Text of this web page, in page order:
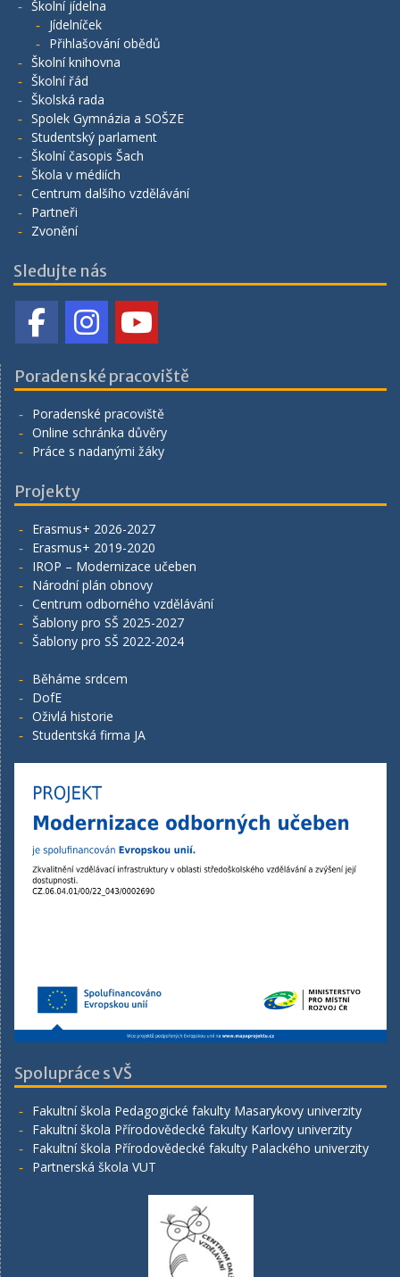
Školní jídelna
Jídelníček
Přihlašování obědů
Školní knihovna
Školní řád
Školská rada
Spolek Gymnázia a SOŠZE
Studentský parlament
Školní časopis Šach
Škola v médiích
Centrum dalšího vzdělávání
Partneři
Zvonění
Sledujte nás
Poradenské pracoviště
Poradenské pracoviště
Online schránka důvěry
Práce s nadanými žáky
Projekty
Erasmus+ 2026-2027
Erasmus+ 2019-2020
IROP – Modernizace učeben
Národní plán obnovy
Centrum odborného vzdělávání
Šablony pro SŠ 2025-2027
Šablony pro SŠ 2022-2024
Běháme srdcem
DofE
Oživlá historie
Studentská firma JA
Spolupráce s VŠ
Fakultní škola Pedagogické fakulty Masarykovy univerzity
Fakultní škola Přírodovědecké fakulty Karlovy univerzity
Fakultní škola Přírodovědecké fakulty Palackého univerzity
Partnerská škola VUT